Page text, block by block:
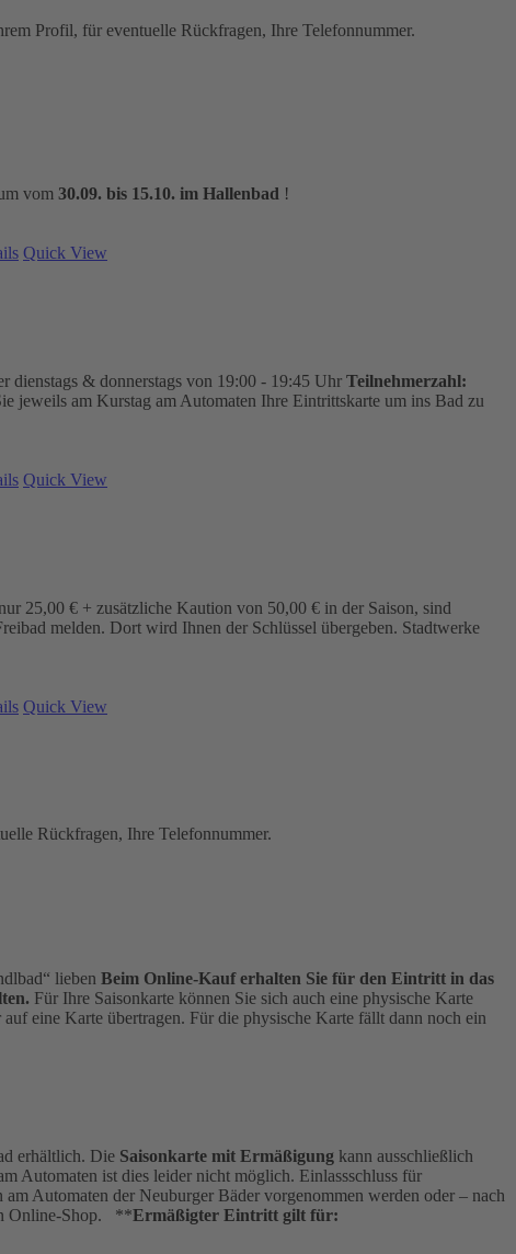
Profil, für eventuelle Rückfragen, Ihre Telefonnummer.
vom 30.09. bis 15.10. im Hallenbad !
Quick View
dienstags & donnerstags von 19:00 - 19:45 Uhr Teilnehmerzahl:
jeweils am Kurstag am Automaten Ihre Eintrittskarte um ins Bad zu
Quick View
25,00 € + zusätzliche Kaution von 50,00 € in der Saison, sind
melden. Dort wird Ihnen der Schlüssel übergeben. Stadtwerke
Quick View
Rückfragen, Ihre Telefonnummer.
lieben Beim Online-Kauf erhalten Sie für den Eintritt in das
Für Ihre Saisonkarte können Sie sich auch eine physische Karte
eine Karte übertragen. Für die physische Karte fällt dann noch ein
erhältlich. Die Saisonkarte mit Ermäßigung kann ausschließlich
Automaten ist dies leider nicht möglich. Einlassschluss für
Automaten der Neuburger Bäder vorgenommen werden oder – nach
Online-Shop. **Ermäßigter Eintritt gilt für: